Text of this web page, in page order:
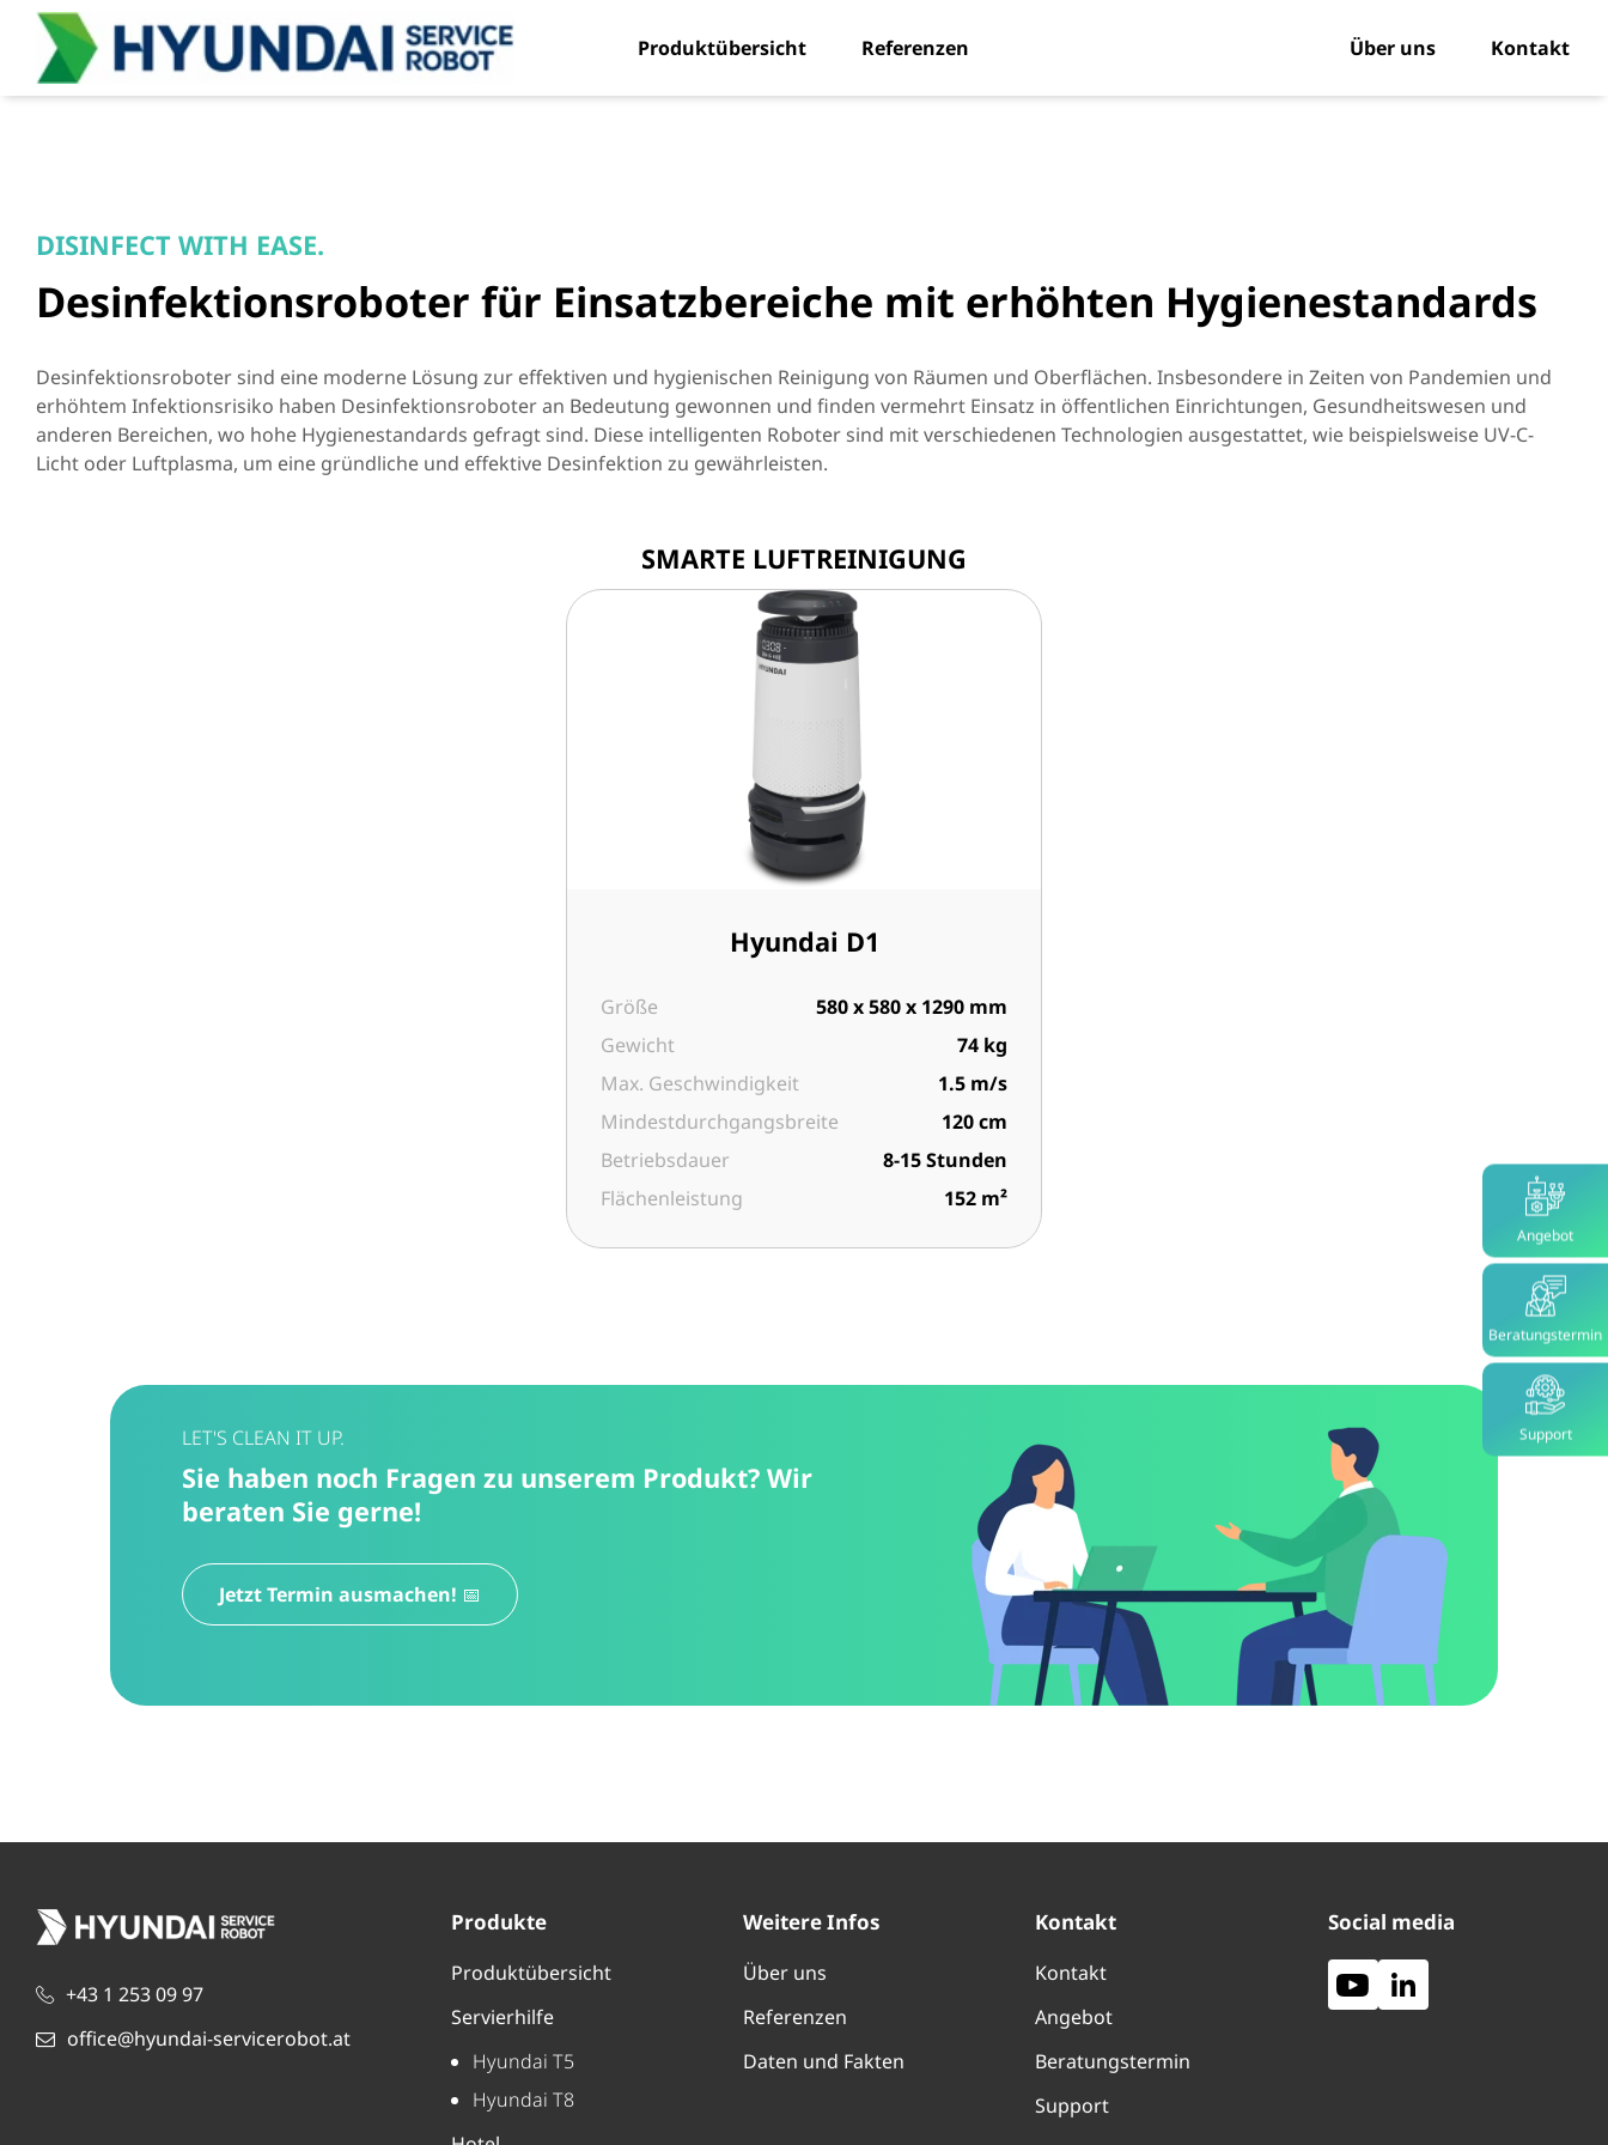
Produktübersicht Referenzen Über uns Kontakt
DISINFECT WITH EASE.
Desinfektionsroboter für Einsatzbereiche mit erhöhten Hygienestandards
Desinfektionsroboter sind eine moderne Lösung zur effektiven und hygienischen Reinigung von Räumen und Oberflächen. Insbesondere in Zeiten von Pandemien und
erhöhtem Infektionsrisiko haben Desinfektionsroboter an Bedeutung gewonnen und finden vermehrt Einsatz in öffentlichen Einrichtungen, Gesundheitswesen und
anderen Bereichen, wo hohe Hygienestandards gefragt sind. Diese intelligenten Roboter sind mit verschiedenen Technologien ausgestattet, wie beispielsweise UV-C-
Licht oder Luftplasma, um eine gründliche und effektive Desinfektion zu gewährleisten.
SMARTE LUFTREINIGUNG
Hyundai D1
Größe
580 x 580 x 1290 mm
Gewicht
74 kg
Max. Geschwindigkeit
1.5 m/s
Mindestdurchgangsbreite
120 cm
Betriebsdauer
8-15 Stunden
Flächenleistung
152 m²
LET'S CLEAN IT UP.
Sie haben noch Fragen zu unserem Produkt? Wir
beraten Sie gerne!
Jetzt Termin ausmachen! 📅
Angebot
Beratungstermin
Support
+43 1 253 09 97
office@hyundai-servicerobot.at
Produkte
Produktübersicht
Servierhilfe
Hyundai T5
Hyundai T8
Weitere Infos
Über uns
Referenzen
Daten und Fakten
Kontakt
Kontakt
Angebot
Beratungstermin
Support
Social media